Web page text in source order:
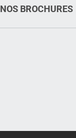
NOS BROCHURES